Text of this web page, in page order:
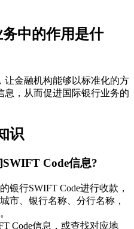
中的作用是什
让金融机构能够以标准化的方
，从而促进国际银行业务的
识
Code信息?
银行SWIFT Code进行收款，
市、银行名称、分行名称，
Code信息，或查找对应地